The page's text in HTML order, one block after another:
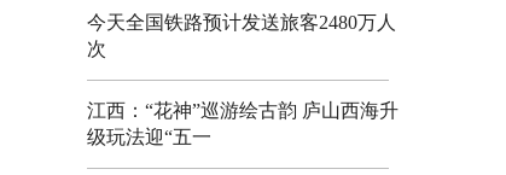
今天全国铁路预计发送旅客2480万人
次
江西：“花神”巡游绘古韵 庐山西海升
级玩法迎“五一